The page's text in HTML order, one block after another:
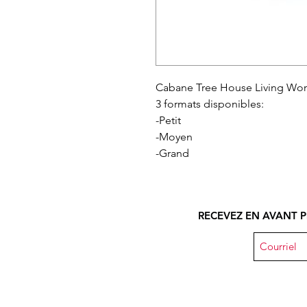
Cabane Tree House Living
3 formats disponibles:
-Petit
-Moyen
-Grand
RECEVEZ EN AVANT